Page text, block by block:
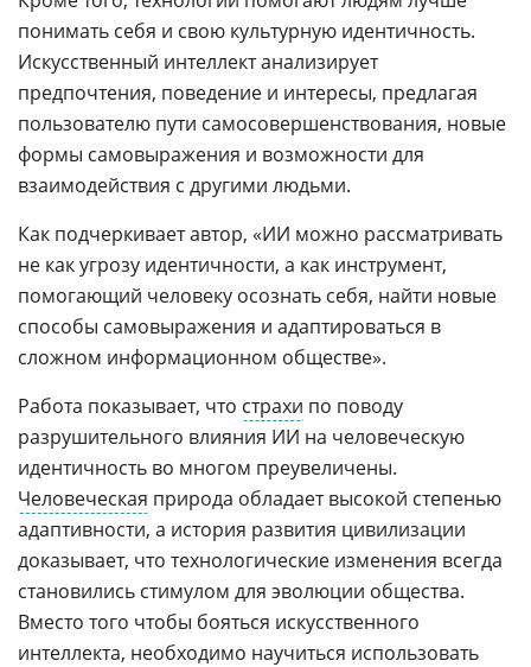
понимать себя и свою культурную идентичность.
Искусственный интеллект анализирует
предпочтения, поведение и интересы, предлагая
пользователю пути самосовершенствования, новые
формы самовыражения и возможности для
взаимодействия с другими людьми.
Как подчеркивает автор, «ИИ можно рассматривать
не как угрозу идентичности, а как инструмент,
помогающий человеку осознать себя, найти новые
способы самовыражения и адаптироваться в
сложном информационном обществе».
Работа показывает, что страхи по поводу
разрушительного влияния ИИ на человеческую
идентичность во многом преувеличены.
Человеческая природа обладает высокой степенью
адаптивности, а история развития цивилизации
доказывает, что технологические изменения всегда
становились стимулом для эволюции общества.
Вместо того чтобы бояться искусственного
интеллекта, необходимо научиться использовать